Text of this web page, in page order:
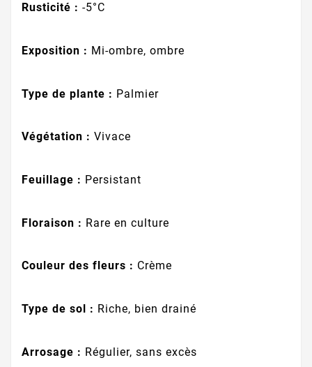
Rusticité : -5°C
Exposition : Mi-ombre, ombre
Type de plante : Palmier
Végétation : Vivace
Feuillage : Persistant
Floraison : Rare en culture
Couleur des fleurs : Crème
Type de sol : Riche, bien drainé
Arrosage : Régulier, sans excès